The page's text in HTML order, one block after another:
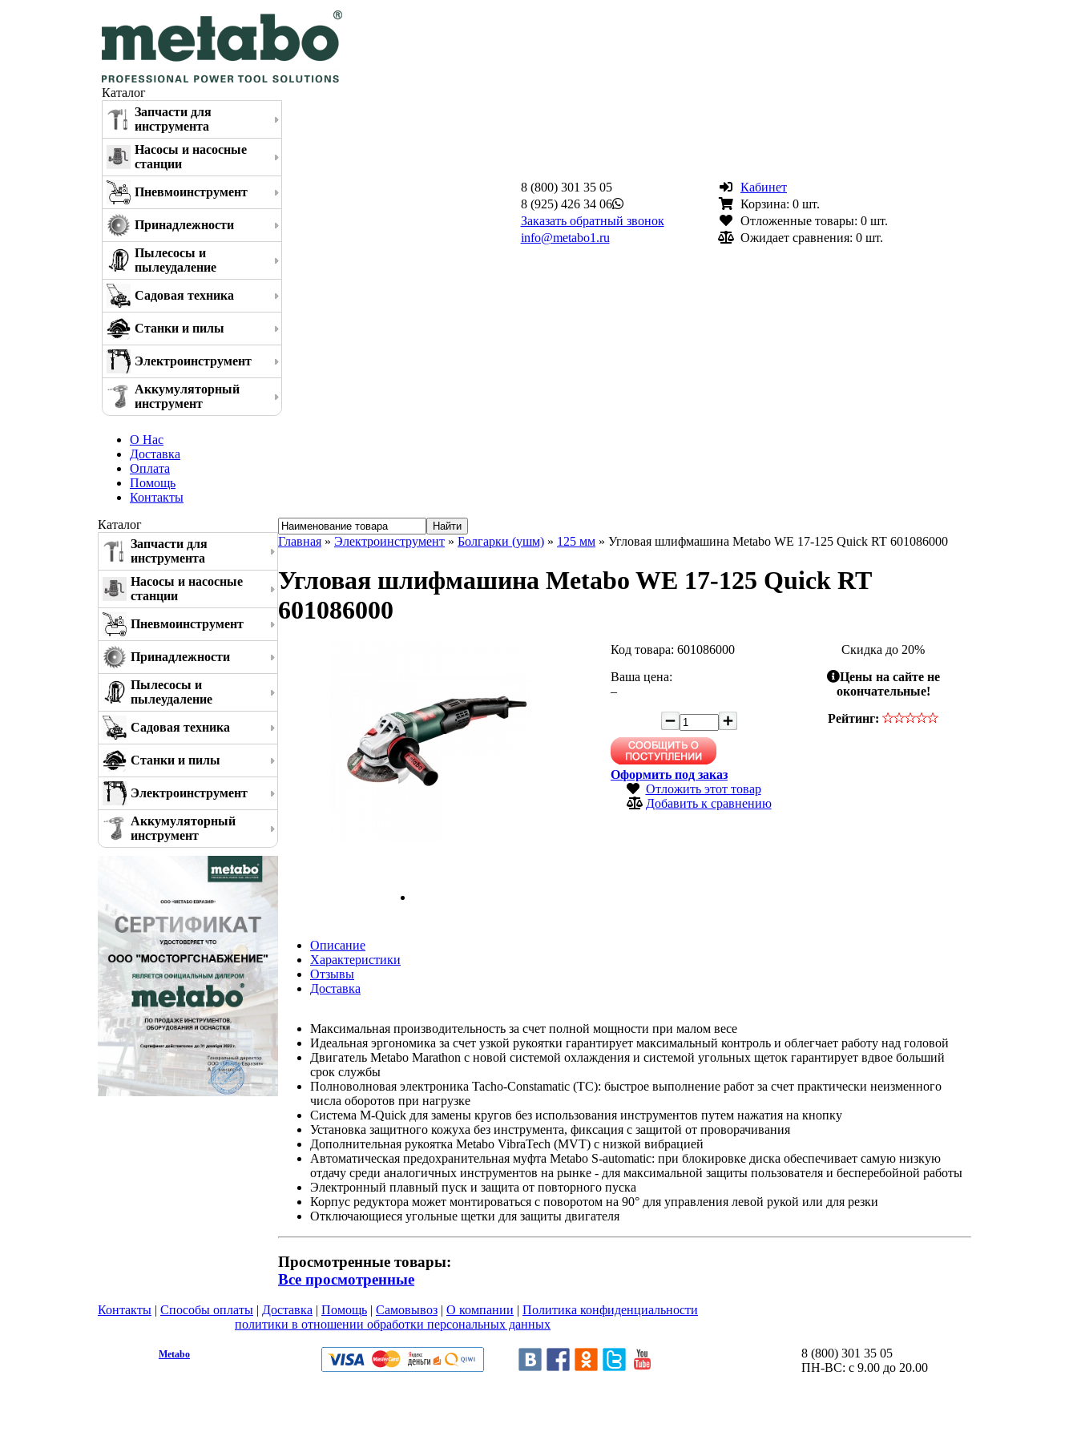
Каталог
Запчасти для
инструмента
Насосы и насосные
станции
Пневмоинструмент
Принадлежности
Пылесосы и
пылеудаление
Садовая техника
Станки и пилы
Электроинструмент
Аккумуляторный
инструмент
8 (800) 301 35 05
8 (925) 426 34 06
Заказать обратный звонок
info@metabo1.ru
Кабинет
Корзина: 0 шт.
Отложенные товары: 0 шт.
Ожидает сравнения: 0 шт.
О Нас
Доставка
Оплата
Помощь
Контакты
Каталог
Запчасти для
инструмента
Насосы и насосные
станции
Пневмоинструмент
Принадлежности
Пылесосы и
пылеудаление
Садовая техника
Станки и пилы
Электроинструмент
Аккумуляторный
инструмент
Главная » Электроинструмент » Болгарки (ушм) » 125 мм » Угловая шлифмашина Metabo WE 17-125 Quick RT 601086000
Угловая шлифмашина Metabo WE 17-125 Quick RT
601086000
Код товара: 601086000
Ваша цена:
–
Оформить под заказ
Отложить этот товар
Добавить к сравнению
Скидка до 20%
Цены на сайте не
окончательные!
Рейтинг:
Описание
Характеристики
Отзывы
Доставка
Максимальная производительность за счет полной мощности при малом весе
Идеальная эргономика за счет узкой рукоятки гарантирует максимальный контроль и облегчает работу над головой
Двигатель Metabo Marathon с новой системой охлаждения и системой угольных щеток гарантирует вдвое больший
срок службы
Полноволновая электроника Tacho-Constamatic (TC): быстрое выполнение работ за счет практически неизменного
числа оборотов при нагрузке
Система M-Quick для замены кругов без использования инструментов путем нажатия на кнопку
Установка защитного кожуха без инструмента, фиксация с защитой от проворачивания
Дополнительная рукоятка Metabo VibraTech (MVT) с низкой вибрацией
Автоматическая предохранительная муфта Metabo S-automatic: при блокировке диска обеспечивает самую низкую
отдачу среди аналогичных инструментов на рынке - для максимальной защиты пользователя и бесперебойной работы
Электронный плавный пуск и защита от повторного пуска
Корпус редуктора может монтироваться с поворотом на 90° для управления левой рукой или для резки
Отключающиеся угольные щетки для защиты двигателя
Просмотренные товары:
Все просмотренные
Контакты | Способы оплаты | Доставка | Помощь | Самовывоз | О компании | Политика конфиденциальности
политики в отношении обработки персональных данных
Metabo
8 (800) 301 35 05
ПН-ВС: с 9.00 до 20.00